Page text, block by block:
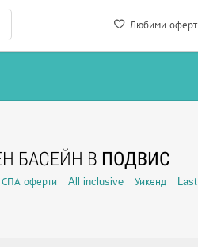
Любими
БАСЕЙН В ПОДВИС
СПА оферти All inclusive Уикенд